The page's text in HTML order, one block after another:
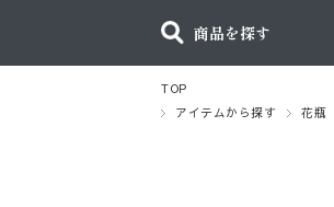
商品を探す
TOP
アイテムから探す
花瓶